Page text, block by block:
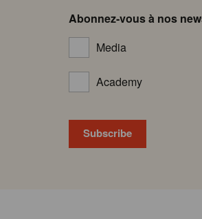
Abonnez-vous à nos
Media
Academy